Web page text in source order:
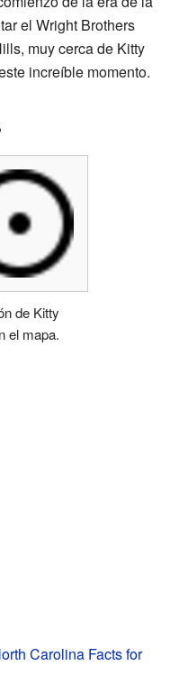
el Wright Brothers
muy cerca de Kitty
increíble momento.
de Kitty
el mapa.
Carolina Facts for